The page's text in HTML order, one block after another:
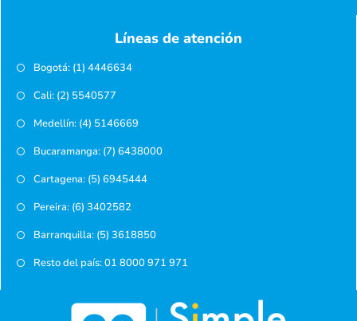
Líneas de atención
Bogotá: (1) 4446634
Cali: (2) 5540577
Medellín: (4) 5146669
Bucaramanga: (7) 6438000
Cartagena: (5) 6945444
Pereira: (6) 3402582
Barranquilla: (5) 3618850
Resto del país: 01 8000 971 971